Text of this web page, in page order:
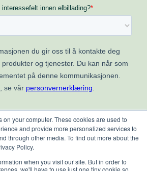
on your computer. These cookies are used to
and provide more personalized services to
through other media. To find out more about the
Policy.
when you visit our site. But in order to
we'll have to use just one tiny cookie so